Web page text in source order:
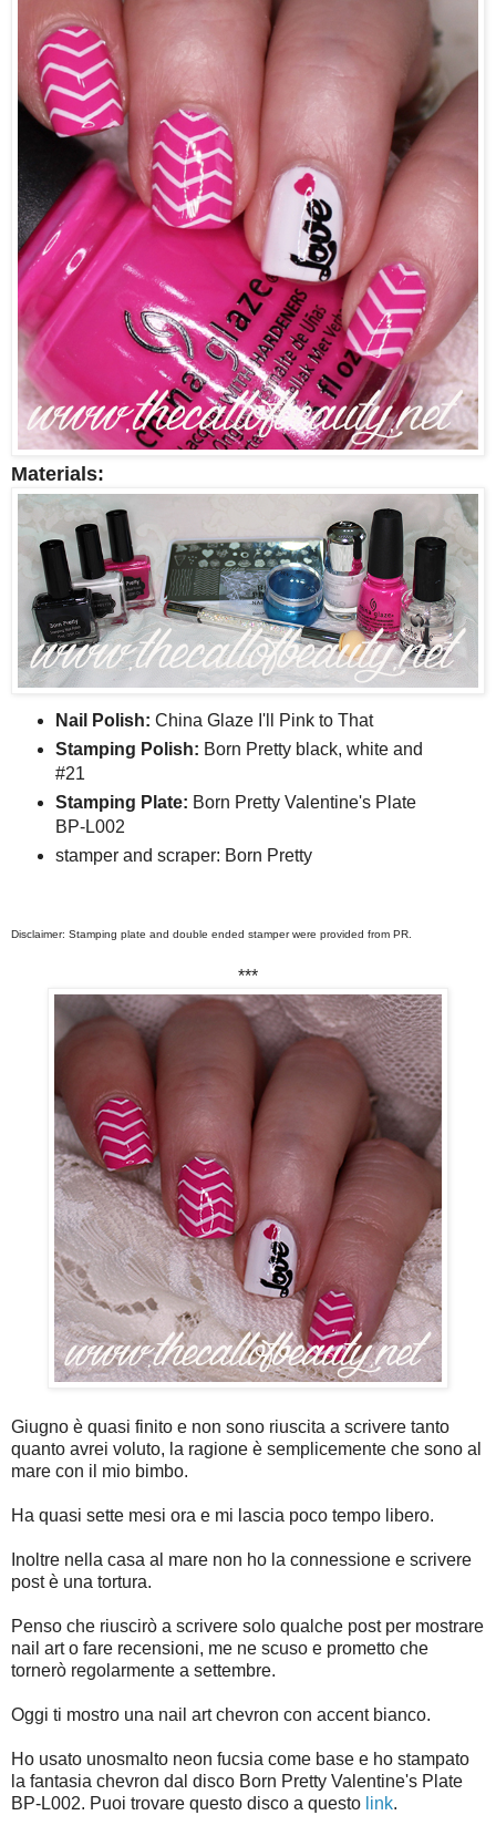
Materials:
Nail Polish: China Glaze I'll Pink to That
Stamping Polish: Born Pretty black, white and
#21
Stamping Plate: Born Pretty Valentine's Plate
BP-L002
stamper and scraper: Born Pretty
Disclaimer: Stamping plate and double ended stamper were provided from PR.
***
Giugno è quasi finito e non sono riuscita a scrivere tanto
quanto avrei voluto, la ragione è semplicemente che sono al
mare con il mio bimbo.
Ha quasi sette mesi ora e mi lascia poco tempo libero.
Inoltre nella casa al mare non ho la connessione e scrivere
post è una tortura.
Penso che riuscirò a scrivere solo qualche post per mostrare
nail art o fare recensioni, me ne scuso e prometto che
tornerò regolarmente a settembre.
Oggi ti mostro una nail art chevron con accent bianco.
Ho usato unosmalto neon fucsia come base e ho stampato
la fantasia chevron dal disco Born Pretty Valentine's Plate
BP-L002. Puoi trovare questo disco a questo link.